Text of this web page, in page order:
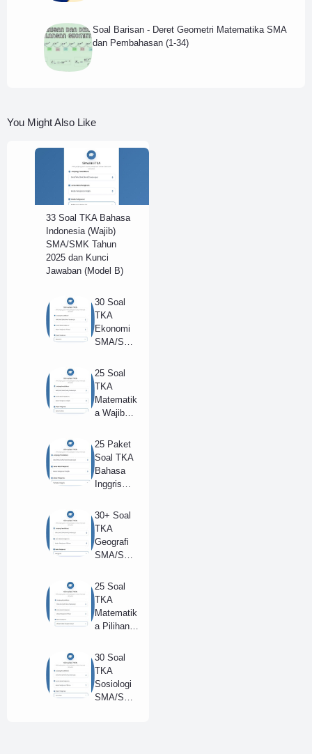
Soal Barisan - Deret Geometri Matematika SMA
dan Pembahasan (1-34)
You Might Also Like
33 Soal TKA Bahasa
Indonesia (Wajib)
SMA/SMK Tahun
2025 dan Kunci
Jawaban (Model B)
30 Soal
TKA
Ekonomi
SMA/SM
2025 dan
Kunci
Jawaban
(B)
25 Soal
TKA
Matematik
a Wajib
Tahun
2025 +
Kunci
Jawaban
Lengkap
25 Paket
Soal TKA
Bahasa
Inggris
SMA/SM
K 2025 +
Kunci
Jawaban
30+ Soal
TKA
Geografi
SMA/SM
2025 dan
Kunci
Jawaban
(A)
25 Soal
TKA
Matematik
a Pilihan
Tahun
2025 +
Kunci
Jawaban
30 Soal
TKA
Sosiologi
SMA/SM